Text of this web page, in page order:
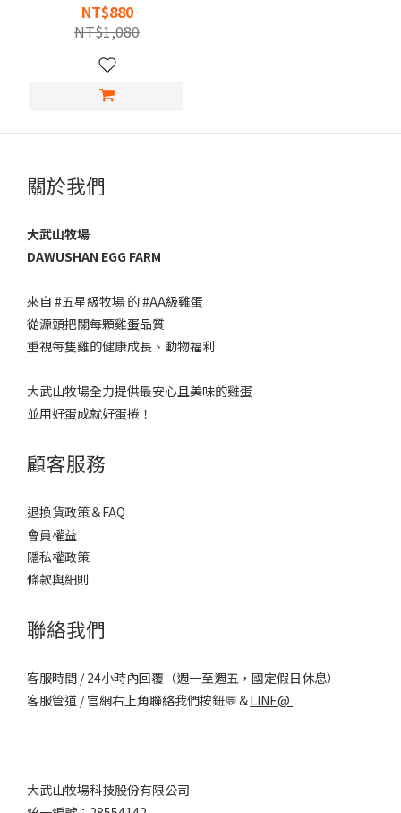
NT$880
NT$1,080
關於我們
大武山牧場
DAWUSHAN EGG FARM
來自 #五星級牧場 的 #AA級雞蛋 ​
從源頭把關每顆雞蛋品質​
重視每隻雞的健康成長、動物福利​
大武山牧場全力提供最安心且美味的雞蛋
並用好蛋成就好蛋捲！
顧客服務
退換貨政策＆FAQ
會員權益
隱私權政策
條款與細則
聯絡我們
客服時間 / 24小時內回覆（週一至週五，國定假日休息）
客服管道 / 官網右上角聯絡我們按鈕💬＆LINE@
大武山牧場科技股份有限公司